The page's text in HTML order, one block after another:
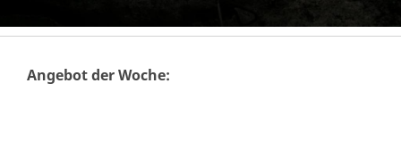
Angebot der Woche: